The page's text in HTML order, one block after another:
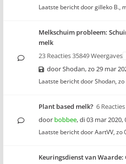
Laatste bericht doorgilleko B.,
Melkschuim probleem:
melk
23 Reacties 35849 Weergaves
doorShodan,zo 29 mar
Laatste bericht doorShodan, zo
Plant based melk? 6
door bobbee,di 03 mar 2020,
Laatste bericht doorAartVV, zo
Keuringsdienst van Waarde: